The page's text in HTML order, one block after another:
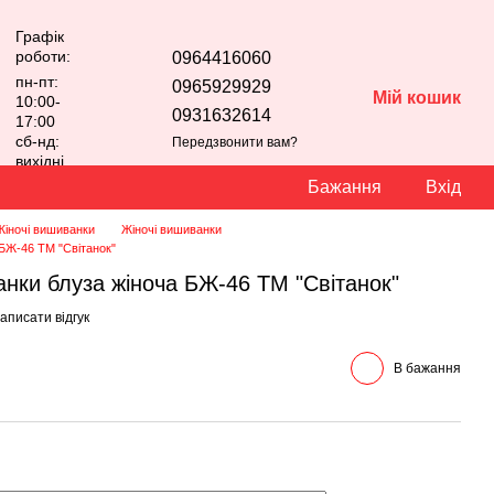
Графік
роботи:
пн-пт:
10:00-
17:00
сб-нд:
вихідні
0964416060
0965929929
0931632614
Передзвонити вам?
Мій кошик
Бажання Вхід
вишиванки
Жіночі вишиванки
46 ТМ "Світанок"
блуза жіноча БЖ-46 ТМ "Світанок"
відгук
В бажання